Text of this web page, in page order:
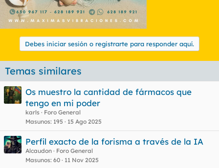
Debes iniciar sesión o registrarte para responder aquí.
Temas similares
Os muestro la cantidad de fármacos que
tengo en mi poder
karls
Foro General
Masunos 195 15 Ago 2025
Perfil exacto de la forisma a través de la IA
Alcaudon
Foro General
Masunos 60 11 Nov 2025